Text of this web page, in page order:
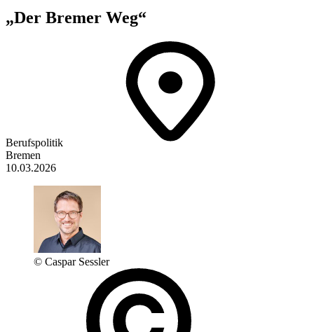
„Der Bremer Weg“
Berufspolitik
Bremen
10.03.2026
© Caspar Sessler